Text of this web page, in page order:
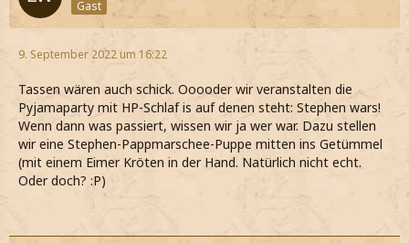
Gast
9. September 2022 um 16:22
Tassen wären auch schick. Ooooder wir veranstalten die
Pyjamaparty mit HP-Schlaf is auf denen steht: Stephen wars!
Wenn dann was passiert, wissen wir ja wer war. Dazu stellen
wir eine Stephen-Pappmarschee-Puppe mitten ins Getümmel
(mit einem Eimer Kröten in der Hand. Natürlich nicht echt.
Oder doch? :P)